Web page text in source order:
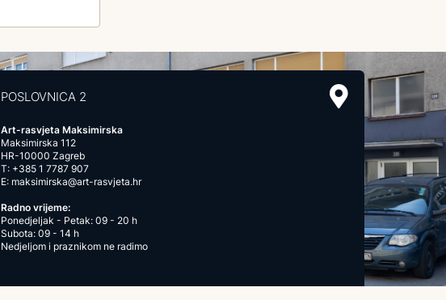
POSLOVNICA 2
Art-rasvjeta Maksimirska
Maksimirska 112
HR-10000 Zagreb
T: +385 1 7787 907
E: maksimirska@art-rasvjeta.hr
Radno vrijeme:
Ponedjeljak - Petak: 09 - 20 h
Subota: 09 - 14 h
Nedjeljom i praznikom ne radimo